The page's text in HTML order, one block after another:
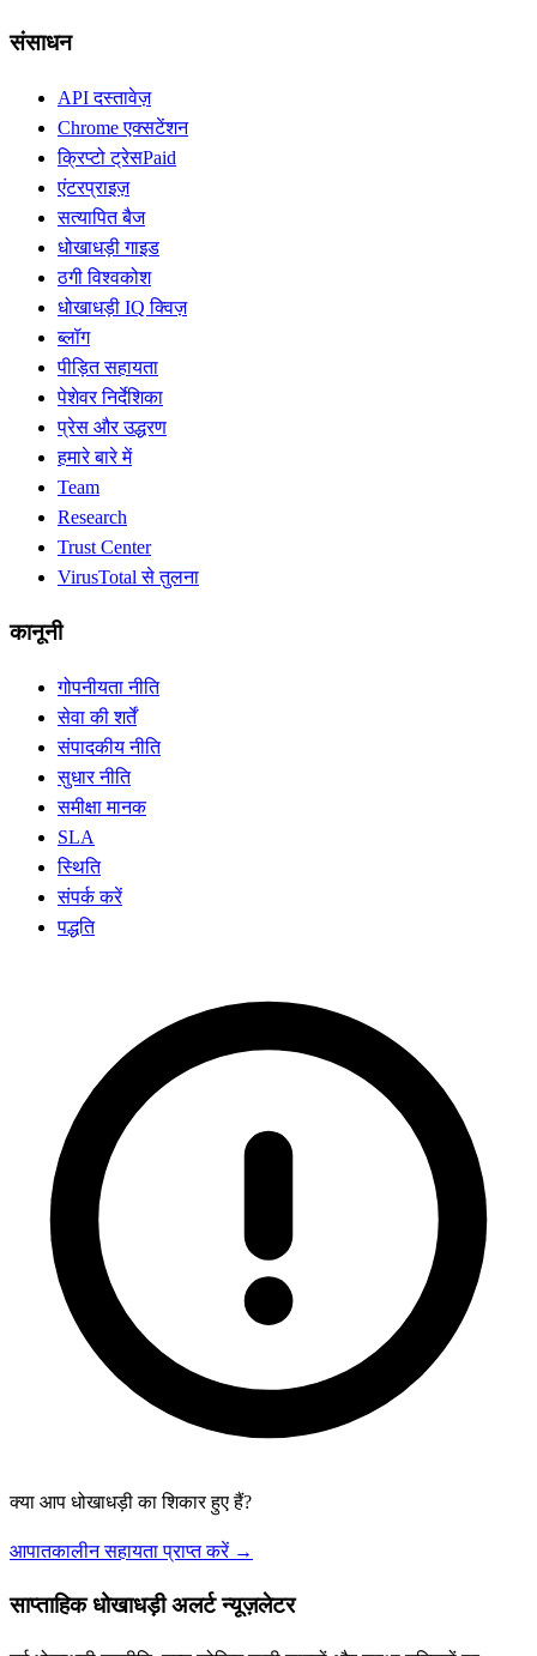
संसाधन
API दस्तावेज़
Chrome एक्सटेंशन
क्रिप्टो ट्रेसPaid
एंटरप्राइज़
सत्यापित बैज
धोखाधड़ी गाइड
ठगी विश्वकोश
धोखाधड़ी IQ क्विज़
ब्लॉग
पीड़ित सहायता
पेशेवर निर्देशिका
प्रेस और उद्धरण
हमारे बारे में
Team
Research
Trust Center
VirusTotal से तुलना
कानूनी
गोपनीयता नीति
सेवा की शर्तें
संपादकीय नीति
सुधार नीति
समीक्षा मानक
SLA
स्थिति
संपर्क करें
पद्धति
क्या आप धोखाधड़ी का शिकार हुए हैं?
आपातकालीन सहायता प्राप्त करें →
साप्ताहिक धोखाधड़ी अलर्ट न्यूज़लेटर